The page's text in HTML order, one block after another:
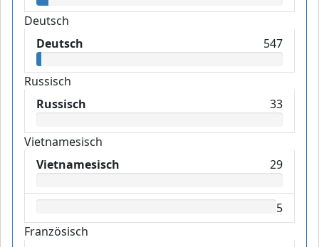
Deutsch
Deutsch
547
Russisch
Russisch
33
Vietnamesisch
Vietnamesisch
29
5
Französisch